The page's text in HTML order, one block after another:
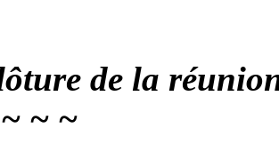
de la
~ ~